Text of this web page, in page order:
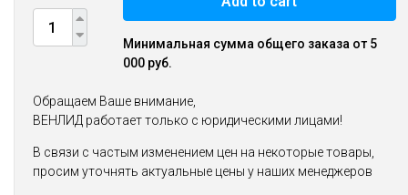
Минимальная сумма общего заказа от 5
000 руб.
Обращаем Ваше внимание,
ВЕНЛИД работает только с юридическими лицами!
В связи с частым изменением цен на некоторые товары,
просим уточнять актуальные цены у наших менеджеров